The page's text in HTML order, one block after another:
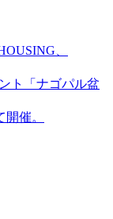
、
ト「ナゴパル盆
催。